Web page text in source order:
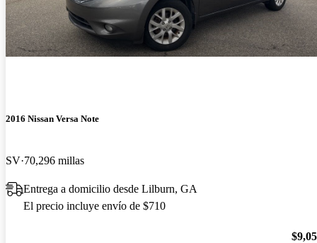
2016 Nissan Versa Note
SV 70,296 millas
Entrega a domicilio desde Lilburn, GA
El precio incluye envío de $710